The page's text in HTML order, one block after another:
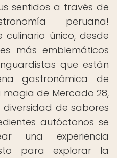
sentidos a través de
peruana!
culinario único, desde
más emblemáticos
que están
gastronómica de
magia de Mercado 28,
de sabores
autóctonos se
una experiencia
para explorar la